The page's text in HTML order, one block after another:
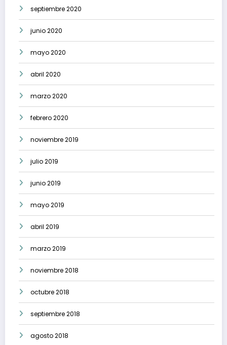
septiembre 2020
junio 2020
mayo 2020
abril 2020
marzo 2020
febrero 2020
noviembre 2019
julio 2019
junio 2019
mayo 2019
abril 2019
marzo 2019
noviembre 2018
octubre 2018
septiembre 2018
agosto 2018